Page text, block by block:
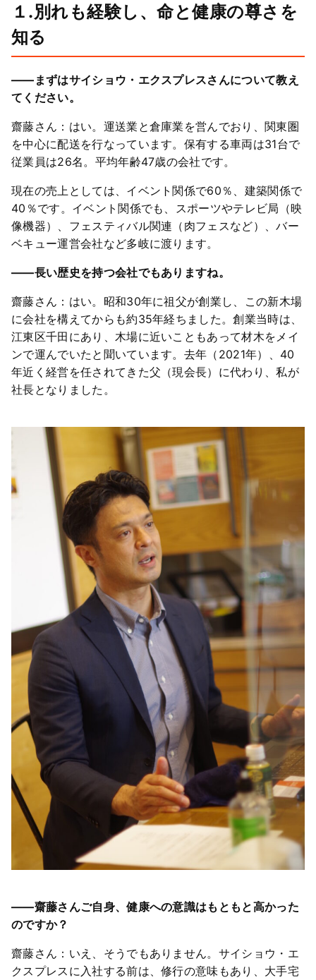
１.別れも経験し、命と健康の尊さを
知る
――まずはサイショウ・エクスプレスさんについて教え
てください。
齋藤さん：はい。運送業と倉庫業を営んでおり、関東圏
を中心に配送を行なっています。保有する車両は31台で
従業員は26名。平均年齢47歳の会社です。
現在の売上としては、イベント関係で60％、建築関係で
40％です。イベント関係でも、スポーツやテレビ局（映
像機器）、フェスティバル関連（肉フェスなど）、バー
ベキュー運営会社など多岐に渡ります。
――長い歴史を持つ会社でもありますね。
齋藤さん：はい。昭和30年に祖父が創業し、この新木場
に会社を構えてからも約35年経ちました。創業当時は、
江東区千田にあり、木場に近いこともあって材木をメイ
ンで運んでいたと聞いています。去年（2021年）、40
年近く経営を任されてきた父（現会長）に代わり、私が
社長となりました。
――齋藤さんご自身、健康への意識はもともと高かった
のですか？
齋藤さん：いえ、そうでもありません。サイショウ・エ
クスプレスに入社する前は、修行の意味もあり、大手宅